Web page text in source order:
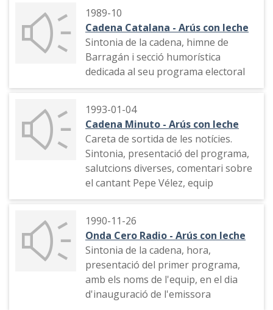
1989-10
Cadena Catalana - Arús con leche
Sintonia de la cadena, himne de
Barragán i secció humorística
dedicada al seu programa electoral
1993-01-04
Cadena Minuto - Arús con leche
Careta de sortida de les notícies.
Sintonia, presentació del programa,
salutcions diverses, comentari sobre
el cantant Pepe Vélez, equip
1990-11-26
Onda Cero Radio - Arús con leche
Sintonia de la cadena, hora,
presentació del primer programa,
amb els noms de l'equip, en el dia
d'inauguració de l'emissora